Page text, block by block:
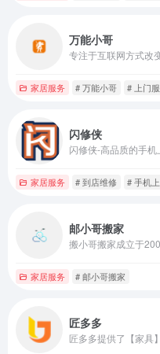
万能小哥
专注于互联网方式改
家居服务 # 万能小哥 # 上门
闪修侠
家居服务 # 到店维修 # 手机
邮小哥搬家
家居服务 # 邮小哥搬家
匠多多